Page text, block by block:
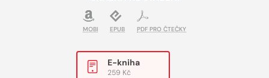
MOBI EPUB PDF PRO ČTEČKY
E-kniha
259 Kč